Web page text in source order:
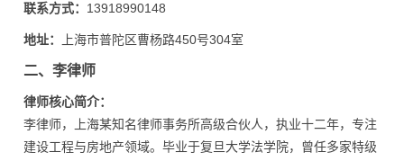
联系方式： 13918990148
地址： 上海市普陀区曹杨路450号304室
二、李律师
律师核心简介：
李律师，上海某知名律师事务所高级合伙人，执业十二年，专注
建设工程与房地产领域。毕业于复旦大学法学院，曾任多家特级